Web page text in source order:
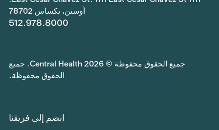
أوستن، تكساس 78702
512.978.8000
جميع الحقوق محفوظة © 2026 Central Health. جميع
الحقوق محفوظة.
انضم إلى فريقنا